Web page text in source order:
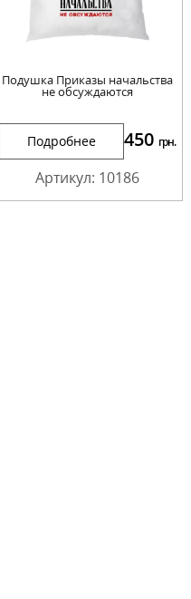
Подушка Приказы начальства
не обсуждаются
Подробнее 450 грн.
Артикул: 10186